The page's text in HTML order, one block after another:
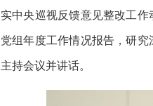
实中央巡视反馈意见整改工
党组年度工作情况报告，研
主持会议并讲话。